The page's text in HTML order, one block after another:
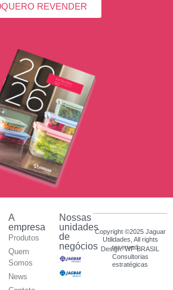
QUERO REVENDER
A
empresa
Produtos
Quem
Somos
News
Nossas
unidades
de
negócios
Copyright ©2025 Jaguar
Utilidades, All rights
reserved.
Design: WF BRASIL
Consultorias
estratégicas